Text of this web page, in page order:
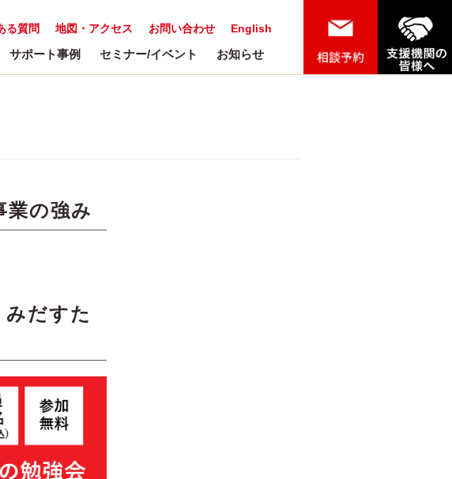
English
お問い合わせ
地図・アクセス
る質問
サポート事例 セミナー/イベント お知らせ
業の強み
だすた